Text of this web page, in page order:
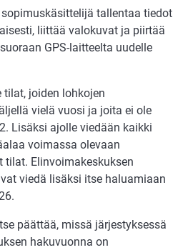
tallentaa tiedot
liittää valokuvat ja piirtää
GPS-laitteelta uudelle
tilat, joiden lohkojen
vielä vuosi ja joita ei ole
Lisäksi ajolle viedään kaikki
voimassa olevaan
tilat. Elinvoimakeskuksen
viedä lisäksi itse haluamiaan
päättää, missä järjestyksessä
hakuvuonna on